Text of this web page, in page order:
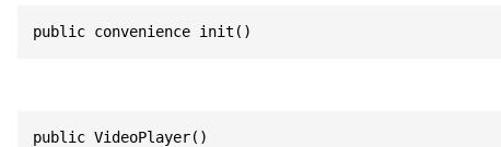
public convenience init()
public VideoPlayer()